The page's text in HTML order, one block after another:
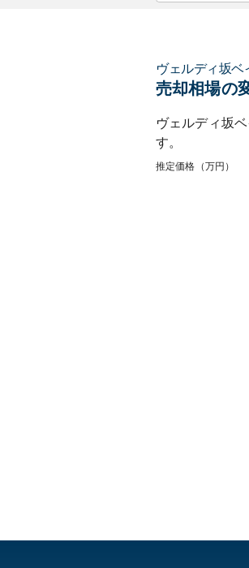
ヴェルディ坂ベ
売却相場の
ヴェルディ坂
す。
推定価格（万円）